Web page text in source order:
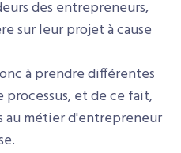
des entrepreneurs,
sur leur projet à cause
à prendre différentes
processus, et de ce fait,
au métier d'entrepreneur